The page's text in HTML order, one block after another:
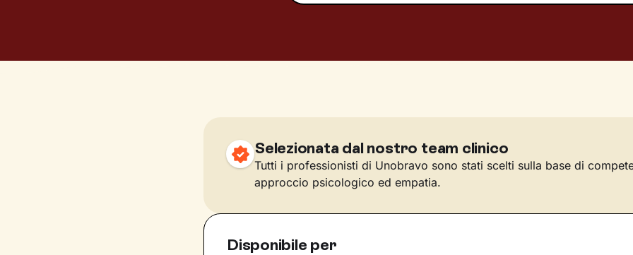
Selezionata dal nostro team clinico
Tutti i professionisti di Unobravo sono stati scelti sulla base di
approccio psicologico ed empatia.
Disponibile per